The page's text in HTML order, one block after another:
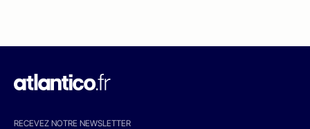
RECEVEZ NOTRE NEWSLETTER